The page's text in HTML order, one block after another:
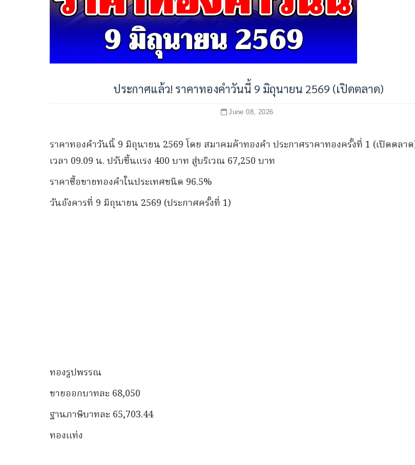
ประกาศแล้ว! ราคาทองคำวันนี้ 9 มิถุนายน 2569 (เปิดตลาด)
June 08, 2026
ราคาทองคำวันนี้ 9 มิถุนายน 2569 โดย สมาคมค้าทองคำ ประกาศราคาทองครั้งที่ 1 (เปิดตลาด
เวลา 09.09 น. ปรับขึ้นแรง 400 บาท สู่บริเวณ 67,250 บาท
ราคาซื้อขายทองคําในประเทศชนิด 96.5%
วันอังคารที่ 9 มิถุนายน 2569 (ประกาศครั้งที่ 1)
ทองรูปพรรณ
ขายออกบาทละ 68,050
ฐานภาษีบาทละ 65,703.44
ทองแท่ง